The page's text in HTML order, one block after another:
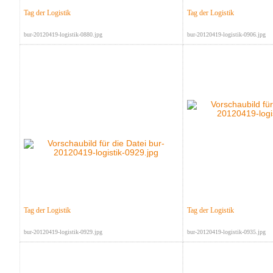
Tag der Logistik
bur-20120419-logistik-0880.jpg
Tag der Logistik
bur-20120419-logistik-0906.jpg
Tag der Logistik
bur-20120419-logistik-0929.jpg
Tag der Logistik
bur-20120419-logistik-0935.jpg